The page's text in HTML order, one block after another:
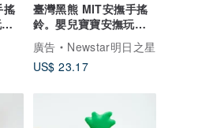
搖
臺灣黑熊 MIT安撫手搖
鈴。嬰兒寶寶安撫玩具
玩偶。便利掛扣吊掛帶
廣告
Newstar明日之星
US$ 23.17